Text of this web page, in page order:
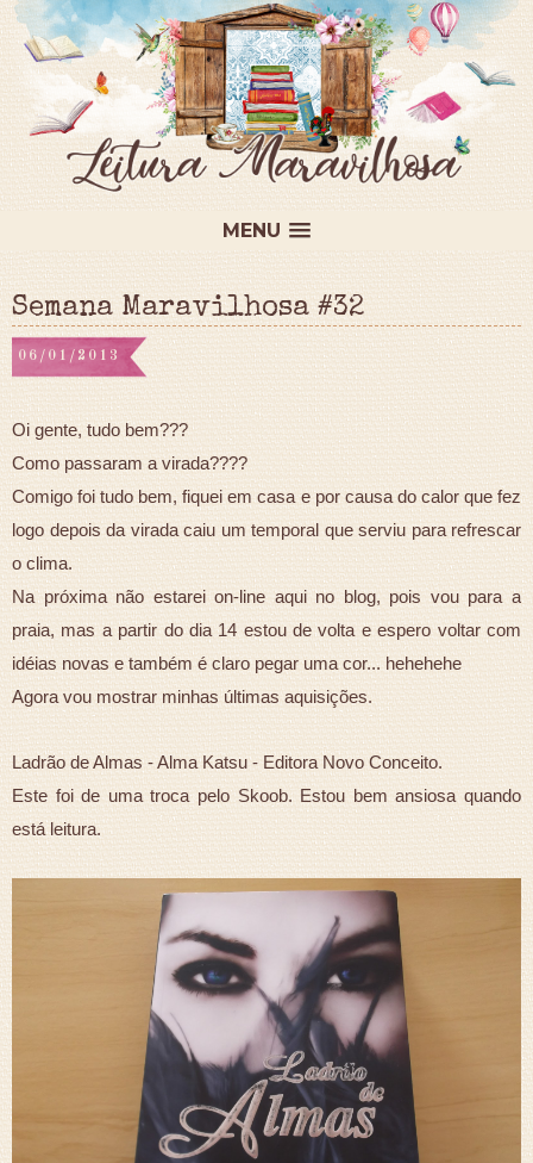
MENU
Semana Maravilhosa #32
06/01/2013
Oi gente, tudo bem???
Como passaram a virada????
Comigo foi tudo bem, fiquei em casa e por causa do calor que fez
logo depois da virada caiu um temporal que serviu para refrescar
o clima.
Na próxima não estarei on-line aqui no blog, pois vou para a
praia, mas a partir do dia 14 estou de volta e espero voltar com
idéias novas e também é claro pegar uma cor... hehehehe
Agora vou mostrar minhas últimas aquisições.
Ladrão de Almas - Alma Katsu - Editora Novo Conceito.
Este foi de uma troca pelo Skoob. Estou bem ansiosa quando
está leitura.